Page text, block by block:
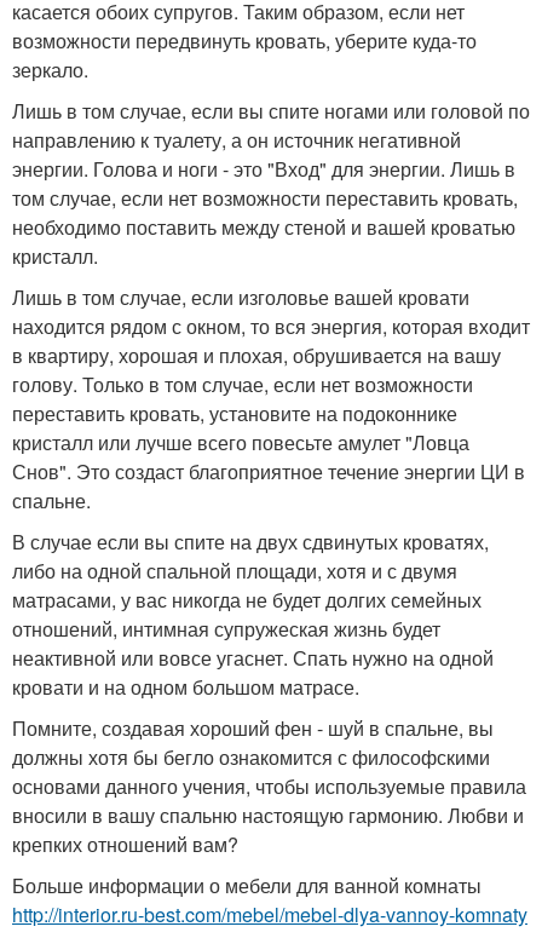
касается обоих супругов. Таким образом, если нет
возможности передвинуть кровать, уберите куда-то
зеркало.
Лишь в том случае, если вы спите ногами или головой по
направлению к туалету, а он источник негативной
энергии. Голова и ноги - это "Вход" для энергии. Лишь в
том случае, если нет возможности переставить кровать,
необходимо поставить между стеной и вашей кроватью
кристалл.
Лишь в том случае, если изголовье вашей кровати
находится рядом с окном, то вся энергия, которая входит
в квартиру, хорошая и плохая, обрушивается на вашу
голову. Только в том случае, если нет возможности
переставить кровать, установите на подоконнике
кристалл или лучше всего повесьте амулет "Ловца
Снов". Это создаст благоприятное течение энергии ЦИ в
спальне.
В случае если вы спите на двух сдвинутых кроватях,
либо на одной спальной площади, хотя и с двумя
матрасами, у вас никогда не будет долгих семейных
отношений, интимная супружеская жизнь будет
неактивной или вовсе угаснет. Спать нужно на одной
кровати и на одном большом матрасе.
Помните, создавая хороший фен - шуй в спальне, вы
должны хотя бы бегло ознакомится с философскими
основами данного учения, чтобы используемые правила
вносили в вашу спальню настоящую гармонию. Любви и
крепких отношений вам?
Больше информации о мебели для ванной комнаты
http://interior.ru-best.com/mebel/mebel-dlya-vannoy-komnaty